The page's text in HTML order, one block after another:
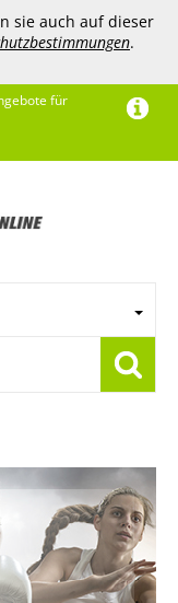
sie auch auf dieser
.
für